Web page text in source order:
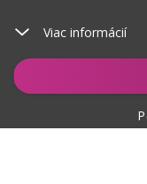
Viac informácií